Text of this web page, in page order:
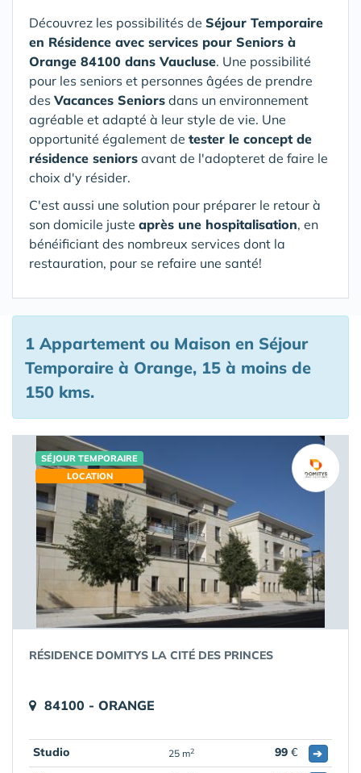
Découvrez les possibilités de Séjour Temporaire
en Résidence avec services pour Seniors à
Orange 84100 dans Vaucluse. Une possibilité
pour les seniors et personnes âgées de prendre
des Vacances Seniors dans un environnement
agréable et adapté à leur style de vie. Une
opportunité également de tester le concept de
résidence seniors avant de l'adopteret de faire le
choix d'y résider.
C'est aussi une solution pour préparer le retour à
son domicile juste après une hospitalisation, en
bénéificiant des nombreux services dont la
restauration, pour se refaire une santé!
1 Appartement ou Maison en Séjour
Temporaire à Orange, 15 à moins de
150 kms.
SÉJOUR TEMPORAIRE
LOCATION
RÉSIDENCE DOMITYS LA CITÉ DES PRINCES
84100 - ORANGE
Studio 25 m2 99 €
➔